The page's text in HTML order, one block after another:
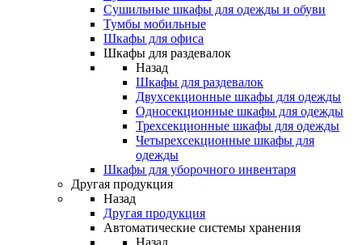
Сушильные шкафы для одежды и обуви
Тумбы мобильные
Шкафы для офиса
Шкафы для раздевалок
Назад
Шкафы для раздевалок
Двухсекционные шкафы для одежды
Односекционные шкафы для одежды
Трехсекционные шкафы для одежды
Четырехсекционные шкафы для
одежды
Шкафы для уборочного инвентаря
Другая продукция
Назад
Другая продукция
Автоматические системы хранения
Назад